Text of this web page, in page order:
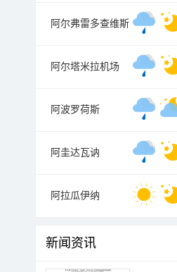
阿尔弗雷多查维斯
阿尔塔米拉机场
阿波罗荷斯
阿圭达瓦讷
阿拉瓜伊纳
新闻资讯